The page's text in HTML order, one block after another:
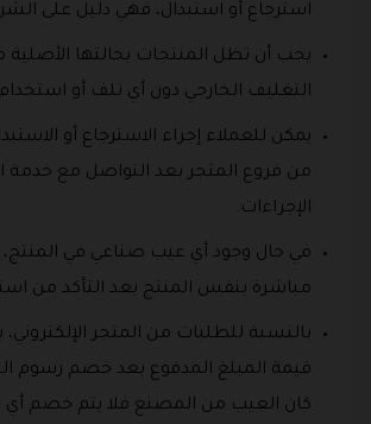
استرجاع أو استبدال، فهي دليل على
يجب أن تظل المنتجات بحالتها الأصلية
التغليف الخارجي دون أي تلف أو
يمكن للعملاء إجراء الاسترجاع أو
من فروع المتجر بعد التواصل مع خدمة
الإجراءات.
في حال وجود أي عيب صناعي في المنتج،
مباشرة بنفس المنتج بعد التأكد من
بالنسبة للطلبات من المتجر الإلكتروني،
قيمة المبلغ المدفوع بعد خصم رسوم
كان العيب من المصنع فلا يتم خصم أي